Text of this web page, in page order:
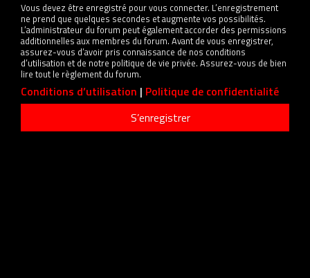
Vous devez être enregistré pour vous connecter. L’enregistrement
ne prend que quelques secondes et augmente vos possibilités.
L’administrateur du forum peut également accorder des permissions
additionnelles aux membres du forum. Avant de vous enregistrer,
assurez-vous d’avoir pris connaissance de nos conditions
d’utilisation et de notre politique de vie privée. Assurez-vous de bien
lire tout le règlement du forum.
Conditions d’utilisation | Politique de confidentialité
S’enregistrer